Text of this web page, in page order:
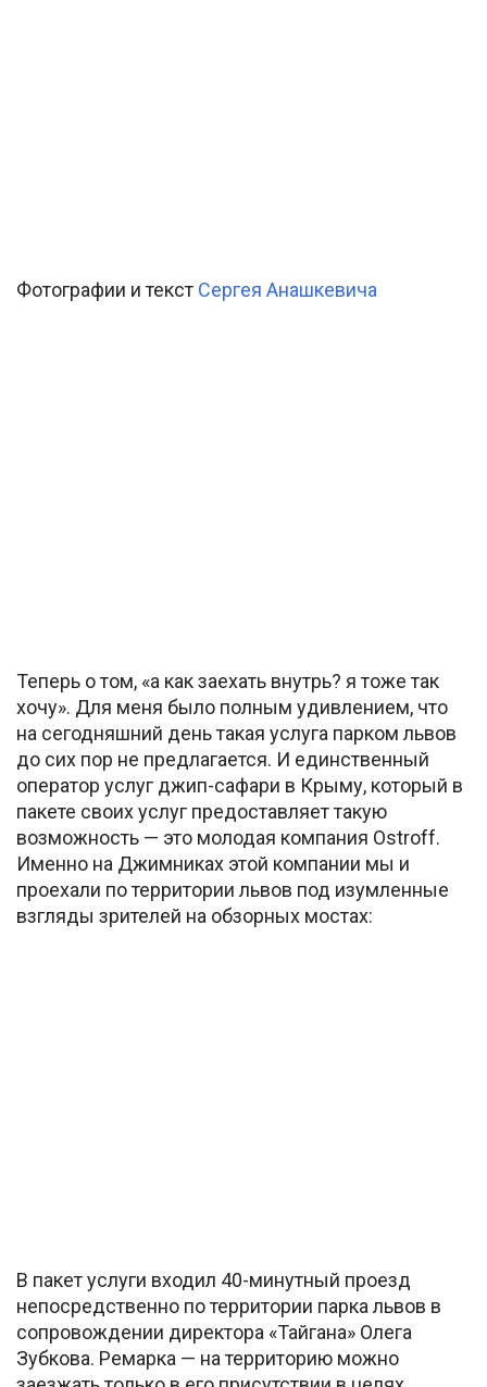
Фотографии и текст Сергея Анашкевича
Теперь о том, «а как заехать внутрь? я тоже так
хочу». Для меня было полным удивлением, что
на сегодняшний день такая услуга парком львов
до сих пор не предлагается. И единственный
оператор услуг джип-сафари в Крыму, который в
пакете своих услуг предоставляет такую
возможность — это молодая компания Ostroff.
Именно на Джимниках этой компании мы и
проехали по территории львов под изумленные
взгляды зрителей на обзорных мостах:
В пакет услуги входил 40-минутный проезд
непосредственно по территории парка львов в
сопровождении директора «Тайгана» Олега
Зубкова. Ремарка — на территорию можно